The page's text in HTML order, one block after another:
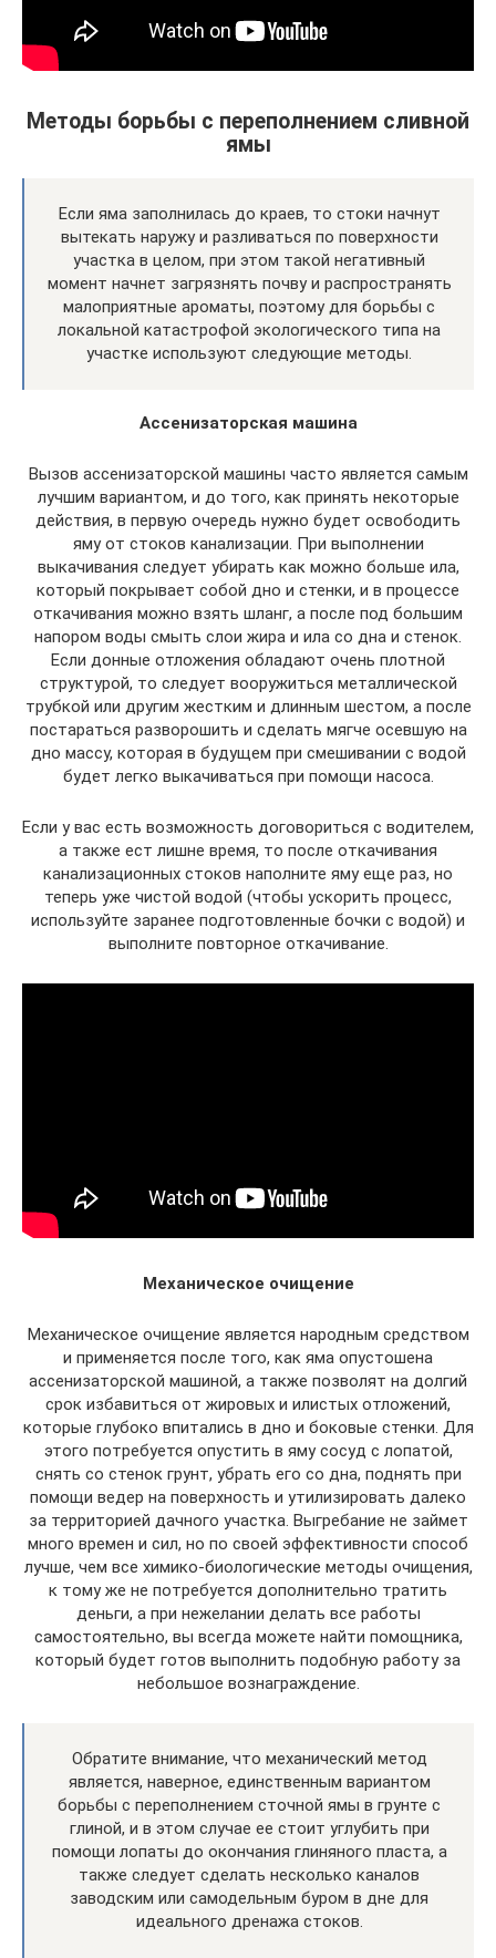
Методы борьбы с переполнением сливной
ямы
Если яма заполнилась до краев, то стоки начнут
вытекать наружу и разливаться по поверхности
участка в целом, при этом такой негативный
момент начнет загрязнять почву и распространять
малоприятные ароматы, поэтому для борьбы с
локальной катастрофой экологического типа на
участке используют следующие методы.
Ассенизаторская машина
Вызов ассенизаторской машины часто является самым
лучшим вариантом, и до того, как принять некоторые
действия, в первую очередь нужно будет освободить
яму от стоков канализации. При выполнении
выкачивания следует убирать как можно больше ила,
который покрывает собой дно и стенки, и в процессе
откачивания можно взять шланг, а после под большим
напором воды смыть слои жира и ила со дна и стенок.
Если донные отложения обладают очень плотной
структурой, то следует вооружиться металлической
трубкой или другим жестким и длинным шестом, а после
постараться разворошить и сделать мягче осевшую на
дно массу, которая в будущем при смешивании с водой
будет легко выкачиваться при помощи насоса.
Если у вас есть возможность договориться с водителем,
а также ест лишне время, то после откачивания
канализационных стоков наполните яму еще раз, но
теперь уже чистой водой (чтобы ускорить процесс,
используйте заранее подготовленные бочки с водой) и
выполните повторное откачивание.
Механическое очищение
Механическое очищение является народным средством
и применяется после того, как яма опустошена
ассенизаторской машиной, а также позволят на долгий
срок избавиться от жировых и илистых отложений,
которые глубоко впитались в дно и боковые стенки. Для
этого потребуется опустить в яму сосуд с лопатой,
снять со стенок грунт, убрать его со дна, поднять при
помощи ведер на поверхность и утилизировать далеко
за территорией дачного участка. Выгребание не займет
много времен и сил, но по своей эффективности способ
лучше, чем все химико-биологические методы очищения,
к тому же не потребуется дополнительно тратить
деньги, а при нежелании делать все работы
самостоятельно, вы всегда можете найти помощника,
который будет готов выполнить подобную работу за
небольшое вознаграждение.
Обратите внимание, что механический метод
является, наверное, единственным вариантом
борьбы с переполнением сточной ямы в грунте с
глиной, и в этом случае ее стоит углубить при
помощи лопаты до окончания глиняного пласта, а
также следует сделать несколько каналов
заводским или самодельным буром в дне для
идеального дренажа стоков.